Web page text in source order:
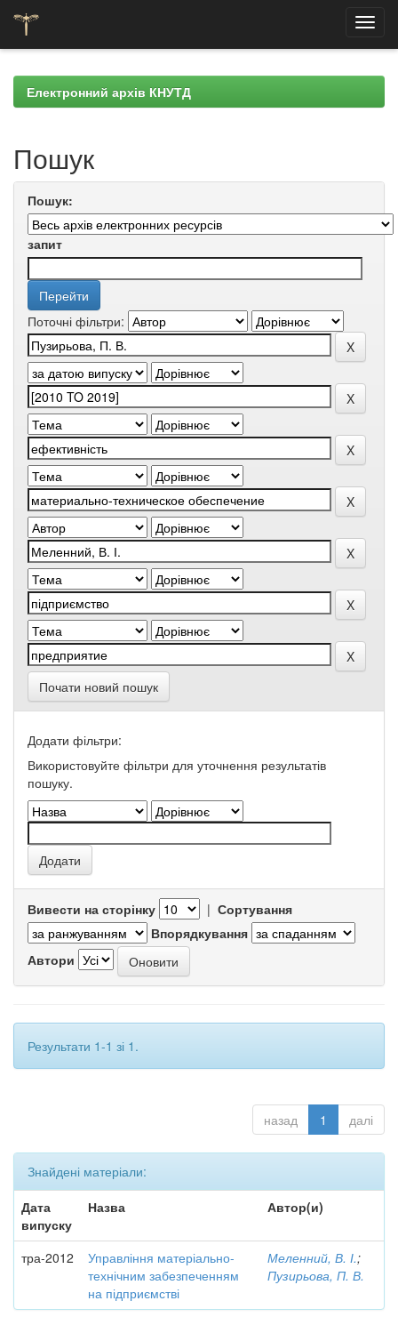
navigationЕлектронний архів КНУТД
Пошук
Пошук:
запит
Поточні фільтри:
Почати новий пошук
Додати фільтри:
Використовуйте фільтри для уточнення результатів
пошуку.
Вивести на сторінку | Сортування
Впорядкування
Автори
Результати 1-1 зі 1.
назад 1 далі
Знайдені матеріали:
Дата
випуску
Назва Автор(и)
тра-2012
Управління матеріально-
технічним забезпеченням
на підприємстві
Меленний, В. І.;
Пузирьова, П. В.